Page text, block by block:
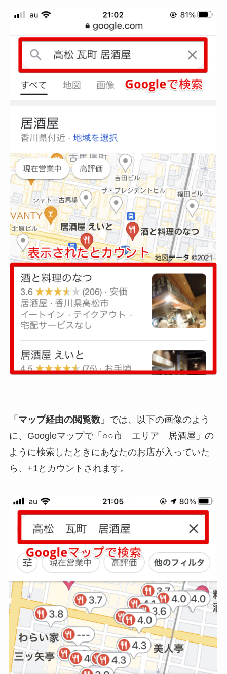
「マップ経由の閲覧数」 では、以下の画像のよう
に、Googleマップで「○○市 エリア 居酒屋」の
ように検索したときにあなたのお店が入っていた
ら、+1とカウントされます。